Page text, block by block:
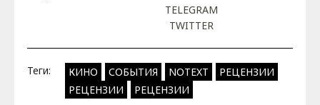
TELEGRAM
TWITTER
Теги: КИНО СОБЫТИЯ NOTEXT
РЕЦЕНЗИИ
РЕЦЕНЗИИ
РЕЦЕНЗИИ